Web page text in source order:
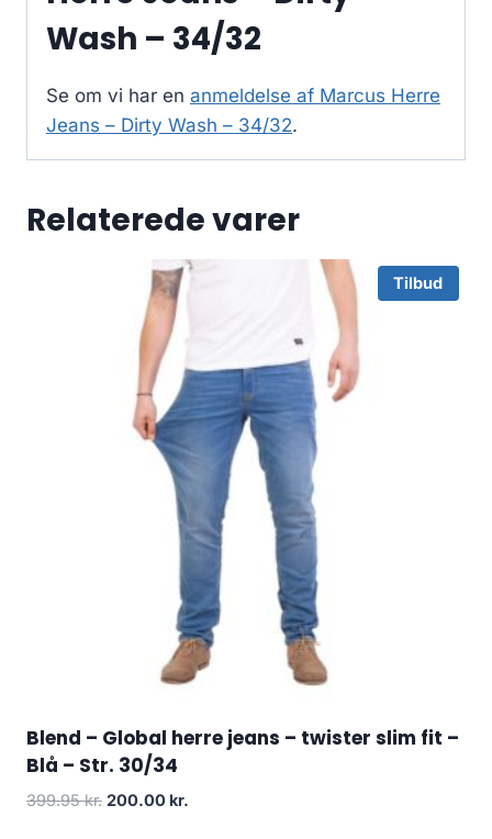
Wash – 34/32
Se om vi har en anmeldelse af Marcus Herre
Jeans – Dirty Wash – 34/32.
Relaterede varer
Tilbud
Blend – Global herre jeans – twister slim fit –
Blå – Str. 30/34
399.95kr. Original
200.00 kr.